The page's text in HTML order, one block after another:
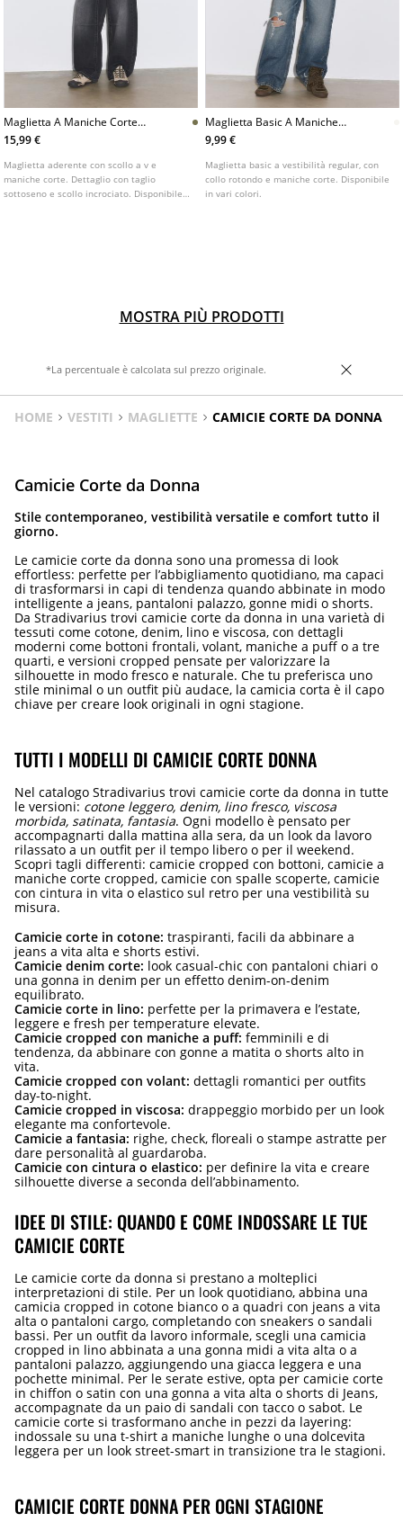
Maglietta A Maniche Corte
Con Taglio Sottoseno
15,99 €
Maglietta aderente con scollo a v e
maniche corte. Dettaglio con taglio
sottoseno e scollo incrociato. Disponibile
Maglietta Basic A Maniche
Corte Con Collo Rotondo
9,99 €
Maglietta basic a vestibilità regular, con
collo rotondo e maniche corte. Disponibile
in vari colori.
MOSTRA PIÙ PRODOTTI
*La percentuale è calcolata sul prezzo originale.
HOME VESTITI MAGLIETTE CAMICIE CORTE DA DONNA
Camicie Corte da Donna
Stile contemporaneo, vestibilità versatile e comfort tutto il
giorno.
Le camicie corte da donna sono una promessa di look
effortless: perfette per l’abbigliamento quotidiano, ma capaci
di trasformarsi in capi di tendenza quando abbinate in modo
intelligente a jeans, pantaloni palazzo, gonne midi o shorts.
Da Stradivarius trovi camicie corte da donna in una varietà di
tessuti come cotone, denim, lino e viscosa, con dettagli
moderni come bottoni frontali, volant, maniche a puff o a tre
quarti, e versioni cropped pensate per valorizzare la
silhouette in modo fresco e naturale. Che tu preferisca uno
stile minimal o un outfit più audace, la camicia corta è il capo
chiave per creare look originali in ogni stagione.
TUTTI I MODELLI DI CAMICIE CORTE DONNA
Nel catalogo Stradivarius trovi camicie corte da donna in tutte
le versioni: cotone leggero, denim, lino fresco, viscosa
morbida, satinata, fantasia. Ogni modello è pensato per
accompagnarti dalla mattina alla sera, da un look da lavoro
rilassato a un outfit per il tempo libero o per il weekend.
Scopri tagli differenti: camicie cropped con bottoni, camicie a
maniche corte cropped, camicie con spalle scoperte, camicie
con cintura in vita o elastico sul retro per una vestibilità su
misura.
Camicie corte in cotone: traspiranti, facili da abbinare a
jeans a vita alta e shorts estivi.
Camicie denim corte: look casual-chic con pantaloni chiari o
una gonna in denim per un effetto denim-on-denim
equilibrato.
Camicie corte in lino: perfette per la primavera e l’estate,
leggere e fresh per temperature elevate.
Camicie cropped con maniche a puff: femminili e di
tendenza, da abbinare con gonne a matita o shorts alto in
vita.
Camicie cropped con volant: dettagli romantici per outfits
day-to-night.
Camicie cropped in viscosa: drappeggio morbido per un look
elegante ma confortevole.
Camicie a fantasia: righe, check, floreali o stampe astratte per
dare personalità al guardaroba.
Camicie con cintura o elastico: per definire la vita e creare
silhouette diverse a seconda dell’abbinamento.
IDEE DI STILE: QUANDO E COME INDOSSARE LE TUE
CAMICIE CORTE
Le camicie corte da donna si prestano a molteplici
interpretazioni di stile. Per un look quotidiano, abbina una
camicia cropped in cotone bianco o a quadri con jeans a vita
alta o pantaloni cargo, completando con sneakers o sandali
bassi. Per un outfit da lavoro informale, scegli una camicia
cropped in lino abbinata a una gonna midi a vita alta o a
pantaloni palazzo, aggiungendo una giacca leggera e una
pochette minimal. Per le serate estive, opta per camicie corte
in chiffon o satin con una gonna a vita alta o shorts di Jeans,
accompagnate da un paio di sandali con tacco o sabot. Le
camicie corte si trasformano anche in pezzi da layering:
indossale su una t-shirt a maniche lunghe o una dolcevita
leggera per un look street-smart in transizione tra le stagioni.
CAMICIE CORTE DONNA PER OGNI STAGIONE